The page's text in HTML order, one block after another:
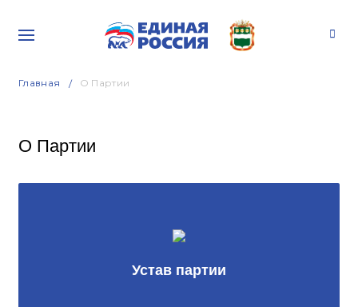
Главная О Партии
О Партии
Устав партии